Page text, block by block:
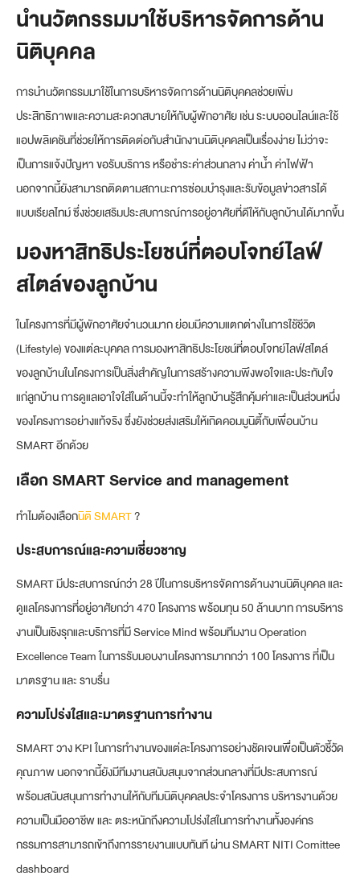
นำนวัตกรรมมาใช้บริหารจัดการด้าน
นิติบุคคล
การนำนวัตกรรมมาใช้ในการบริหารจัดการด้านนิติบุคคลช่วยเพิ่ม
ประสิทธิภาพและความสะดวกสบายให้กับผู้พักอาศัย เช่น ระบบออนไลน์และใช้
แอปพลิเคชันที่ช่วยให้การติดต่อกับสำนักงานนิติบุคคลเป็นเรื่องง่าย ไม่ว่าจะ
เป็นการแจ้งปัญหา ขอรับบริการ หรือชำระค่าส่วนกลาง ค่าน้ำ ค่าไฟฟ้า
นอกจากนี้ยังสามารถติดตามสถานะการซ่อมบำรุงและรับข้อมูลข่าวสารได้
แบบเรียลไทม์ ซึ่งช่วยเสริมประสบการณ์การอยู่อาศัยที่ดีให้กับลูกบ้านได้มากขึ้น
มองหาสิทธิประโยชน์ที่ตอบโจทย์ไลฟ์
สไตล์ของลูกบ้าน
ในโครงการที่มีผู้พักอาศัยจำนวนมาก ย่อมมีความแตกต่างในการใช้ชีวิต
(Lifestyle) ของแต่ละบุคคล การมองหาสิทธิประโยชน์ที่ตอบโจทย์ไลฟ์สไตล์
ของลูกบ้านในโครงการเป็นสิ่งสำคัญในการสร้างความพึงพอใจและประทับใจ
แก่ลูกบ้าน การดูแลเอาใจใส่ในด้านนี้จะทำให้ลูกบ้านรู้สึกคุ้มค่าและเป็นส่วนหนึ่ง
ของโครงการอย่างแท้จริง ซึ่งยังช่วยส่งเสริมให้เกิดคอมมูนิตี้กับเพื่อนบ้าน
SMART อีกด้วย
เลือก SMART Service and management
ทำไมต้องเลือกนิติ SMART?
ประสบการณ์และความเชี่ยวชาญ
SMART มีประสบการณ์กว่า 28 ปีในการบริหารจัดการด้านงานนิติบุคคล และ
ดูแลโครงการที่อยู่อาศัยกว่า 470 โครงการ พร้อมทุน 50 ล้านบาท การบริหาร
งานเป็นเชิงรุกและบริการที่มี Service Mind พร้อมทีมงาน Operation
Excellence Team ในการรับมอบงานโครงการมากกว่า 100 โครงการ ที่เป็น
มาตรฐาน และ ราบรื่น
ความโปร่งใสและมาตรฐานการทำงาน
SMART วาง KPI ในการทำงานของแต่ละโครงการอย่างชัดเจนเพื่อเป็นตัวชี้วัด
คุณภาพ นอกจากนี้ยังมีทีมงานสนับสนุนจากส่วนกลางที่มีประสบการณ์
พร้อมสนับสนุนการทำงานให้กับทีมนิติบุคคลประจำโครงการ บริหารงานด้วย
ความเป็นมืออาชีพ และ ตระหนักถึงความโปร่งใสในการทำงานทั้งองค์กร
กรรมการสามารถเข้าถึงการรายงานแบบทันที ผ่าน SMART NITI Comittee
dashboard